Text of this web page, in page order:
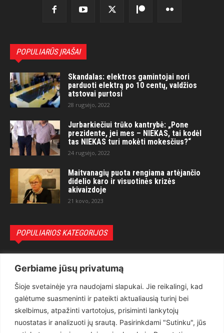
Gerbiame jūsų privatumą
Šioje svetainėje yra naudojami slapukai. Jie reikalingi, kad
galėtume suasmeninti ir pateikti aktualiausią turinį bei
skelbimus, atpažinti vartotojus, prisiminti lankytojų
nuostatas ir analizuoti jų srautą. Pasirinkdami "Sutinku", jūs
POPULIARŪS ĮRAŠAI
Skandalas: elektros gamintojai nori
parduoti elektrą po 10 centų, valdžios
atstovai purtosi
28 rugsėjo, 2022
Jurbarkiečiui trūko kantrybė: „Pone
prezidente, jei mes – NIEKAS, tai kodėl
tas NIEKAS turi mokėti mokesčius?“
24 rugsėjo, 2022
Maitvanagių puota rengiama artėjančio
didelio karo ir visuotinės krizės
akivaizdoje
21 kovo, 2023
POPULIARIOS KATEGORIJOS
Teisėsauga
1497
Aktualu
Lietuva
619